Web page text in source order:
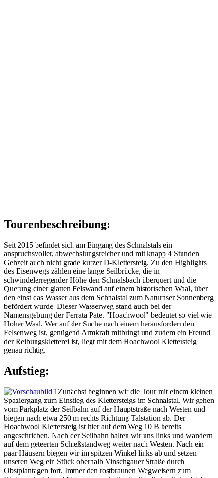
Tourenbeschreibung:
Seit 2015 befindet sich am Eingang des Schnalstals ein
anspruchsvoller, abwechslungsreicher und mit knapp 4 Stunden
Gehzeit auch nicht grade kurzer D-Klettersteig. Zu den Highlights
des Eisenwegs zählen eine lange Seilbrücke, die in
schwindelerregender Höhe den Schnalsbach überquert und die
Querung einer glatten Felswand auf einem historischen Waal, über
den einst das Wasser aus dem Schnalstal zum Naturnser Sonnenberg
befördert wurde. Dieser Wasserweg stand auch bei der
Namensgebung der Ferrata Pate. "Hoachwool" bedeutet so viel wie
Hoher Waal. Wer auf der Suche nach einem herausfordernden
Felsenweg ist, genügend Armkraft mitbringt und zudem ein Freund
der Reibungskletterei ist, liegt mit dem Hoachwool Klettersteig
genau richtig.
Aufstieg:
Zunächst beginnen wir die Tour mit einem kleinen
Spaziergang zum Einstieg des Klettersteigs im Schnalstal. Wir gehen
vom Parkplatz der Seilbahn auf der Hauptstraße nach Westen und
biegen nach etwa 250 m rechts Richtung Talstation ab. Der
Hoachwool Klettersteig ist hier auf dem Weg 10 B bereits
angeschrieben. Nach der Seilbahn halten wir uns links und wandern
auf dem geteerten Schießstandweg weiter nach Westen. Nach ein
paar Häusern biegen wir im spitzen Winkel links ab und setzen
unseren Weg ein Stück oberhalb Vinschgauer Straße durch
Obstplantagen fort. Immer den rostbraunen Wegweisern zum